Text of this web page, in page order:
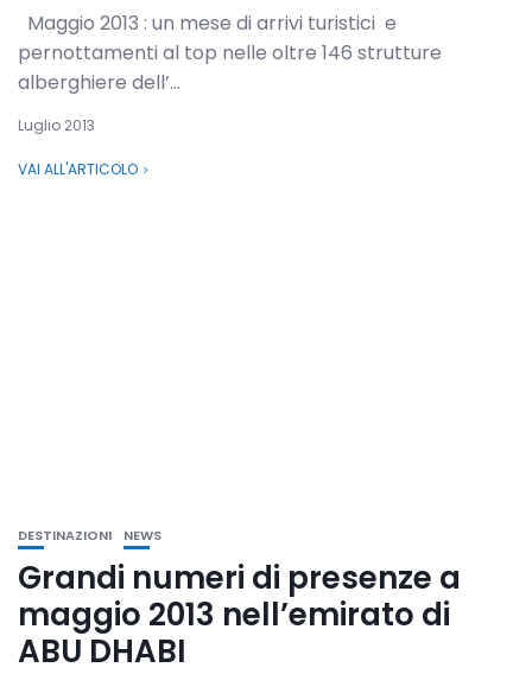
Maggio 2013 : un mese di arrivi turistici e
pernottamenti al top nelle oltre 146 strutture
alberghiere dell’...
Luglio 2013
VAI ALL'ARTICOLO
DESTINAZIONI NEWS
Grandi numeri di presenze a
maggio 2013 nell’emirato di
ABU DHABI